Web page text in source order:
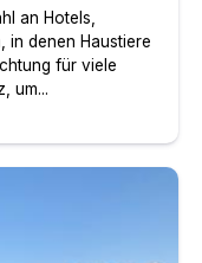
an Hotels,
in denen Haustiere
für viele
um...
deinen Urlaub mit